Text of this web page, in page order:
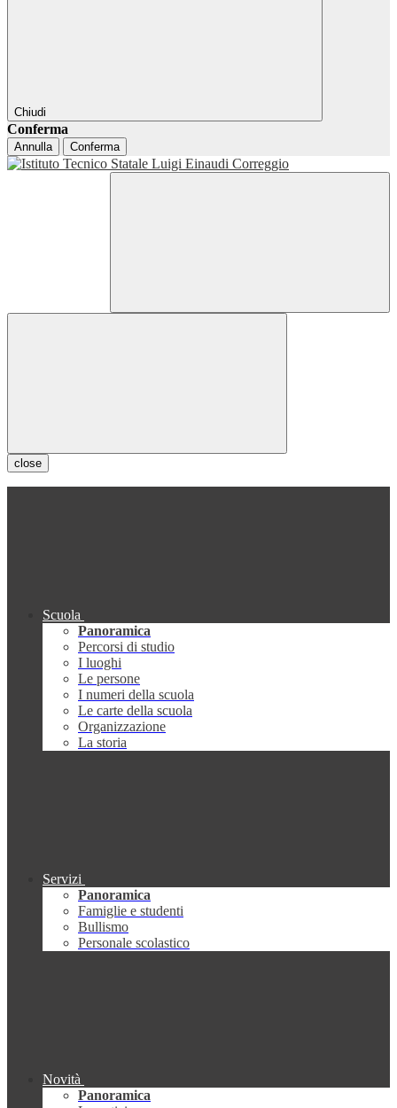
Chiudi
Conferma
Annulla Conferma
close
Scuola
Panoramica
Percorsi di studio
I luoghi
Le persone
I numeri della scuola
Le carte della scuola
Organizzazione
La storia
Servizi
Panoramica
Famiglie e studenti
Bullismo
Personale scolastico
Novità
Panoramica